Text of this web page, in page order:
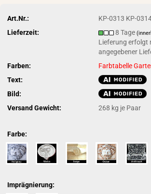
Art.Nr.:
KP-0313 KP-
Lieferzeit:
8 Tage
Lieferung erfolgt
angegebener
Farben:
Farbtabelle
Text:
Bild:
Versand Gewicht:
268 kg je Paar
Farbe:
Imprägnierung: